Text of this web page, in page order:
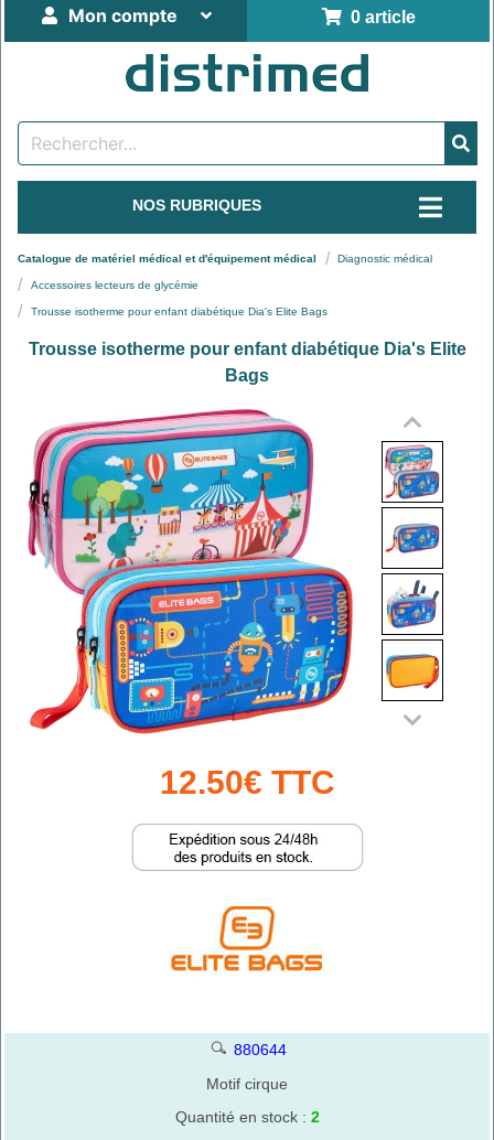
0 article
Mon compte
NOS RUBRIQUES
Catalogue de matériel médical et d'équipement médical Diagnostic médical
Accessoires lecteurs de glycémie
Trousse isotherme pour enfant diabétique Dia's Elite Bags
Trousse isotherme pour enfant diabétique Dia's Elite
Bags
12.50€ TTC
880644
Motif cirque
Quantité en stock : 2